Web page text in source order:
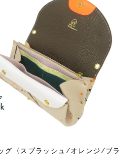
グ〈スプラッシュ/オレンジ/ブラ